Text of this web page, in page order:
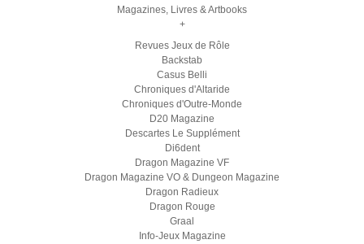
Magazines, Livres & Artbooks
+
Revues Jeux de Rôle
Backstab
Casus Belli
Chroniques d'Altaride
Chroniques d'Outre-Monde
D20 Magazine
Descartes Le Supplément
Di6dent
Dragon Magazine VF
Dragon Magazine VO & Dungeon Magazine
Dragon Radieux
Dragon Rouge
Graal
Info-Jeux Magazine